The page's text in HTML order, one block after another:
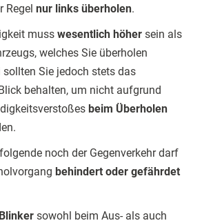
Regel nur links überholen.
muss wesentlich höher sein als
welches Sie überholen
sollten Sie jedoch stets das
behalten, um nicht aufgrund
beim Überholen
noch der Gegenverkehr darf
behindert oder gefährdet
Blinker sowohl beim Aus- als auch